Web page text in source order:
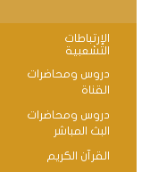
الإرتباطات
التشعبية
دروس ومحاضرات
القناة
دروس ومحاضرات
البث المباشر
القرآن الكريم